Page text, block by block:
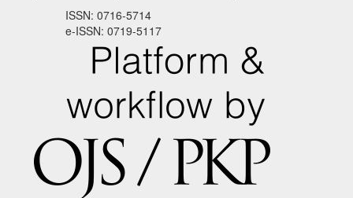
ISSN: 0716-5714
e-ISSN: 0719-5117